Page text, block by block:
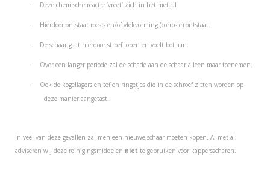
· Deze chemische reactie ‘vreet’ zich in het metaal
· Hierdoor ontstaat roest- en/of vlekvorming (corrosie) ontstaat.
· De schaar gaat hierdoor stroef lopen en voelt bot aan.
· Over een langer periode zal de schade aan de schaar alleen maar toenemen.
·
Ook de kogellagers en teflon ringetjes die in de schroef zitten worden op
deze manier aangetast.
In veel van deze gevallen zal men een nieuwe schaar moeten kopen. Al met al,
adviseren wij deze reinigingsmiddelen niet te gebruiken voor kappersscharen.